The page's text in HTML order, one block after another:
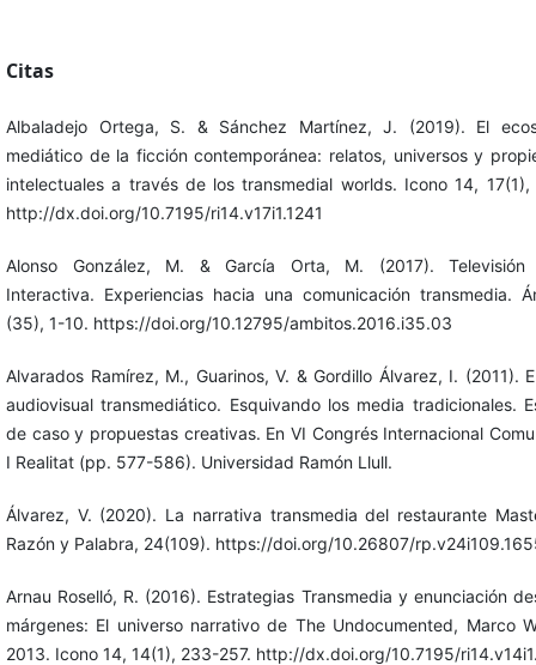
Citas
Albaladejo Ortega, S. & Sánchez Martínez, J. (2019). El
mediático de la ficción contemporánea: relatos, universos y
intelectuales a través de los transmedial worlds. Icono 14,
http://dx.doi.org/10.7195/ri14.v17i1.1241
Alonso González, M. & García Orta, M. (2017). Televisión
Interactiva. Experiencias hacia una comunicación transmedia.
(35), 1-10. https://doi.org/10.12795/ambitos.2016.i35.03
Alvarados Ramírez, M., Guarinos, V. & Gordillo Álvarez, I. (2011).
audiovisual transmediático. Esquivando los media tradicionales.
de caso y propuestas creativas. En VI Congrés Internacional
I Realitat (pp. 577-586). Universidad Ramón Llull.
Álvarez, V. (2020). La narrativa transmedia del restaurante
Razón y Palabra, 24(109). https://doi.org/10.26807/
Arnau Roselló, R. (2016). Estrategias Transmedia y enunciación
márgenes: El universo narrativo de The Undocumented, Marco
2013. Icono 14, 14(1), 233-257. http://dx.doi.org/10.7195/